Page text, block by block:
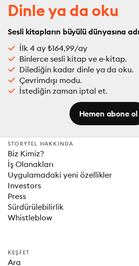
Dinle ya da oku
Sesli kitapların büyülü dünyasına
İlk 4 ay ₺164,99/ay
Binlerce sesli kitap ve e-kitap.
Dilediğin kadar dinle ya da oku.
Çevrimdışı modu.
İstediğin zaman iptal et.
Hemen abone ol
STORYTEL HAKKINDA
Biz Kimiz?
İş Olanakları
Uygulamadaki yeni özellikler
Investors
Press
Sürdürülebilirlik
Whistleblow
KEŞFET
Ara